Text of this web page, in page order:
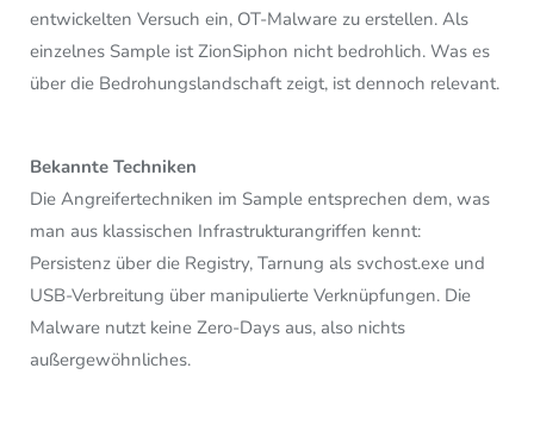
entwickelten Versuch ein, OT-Malware zu erstellen. Als
einzelnes Sample ist ZionSiphon nicht bedrohlich. Was es
über die Bedrohungslandschaft zeigt, ist dennoch relevant.
Bekannte Techniken
Die Angreifertechniken im Sample entsprechen dem, was
man aus klassischen Infrastrukturangriffen kennt:
Persistenz über die Registry, Tarnung als svchost.exe und
USB-Verbreitung über manipulierte Verknüpfungen. Die
Malware nutzt keine Zero-Days aus, also nichts
außergewöhnliches.